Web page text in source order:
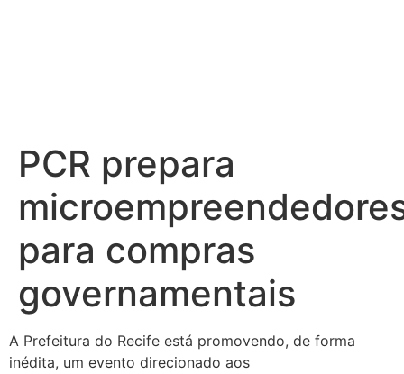
PCR prepara
para compras
governamentais
A Prefeitura do Recife está promovendo, de forma
inédita, um evento direcionado aos